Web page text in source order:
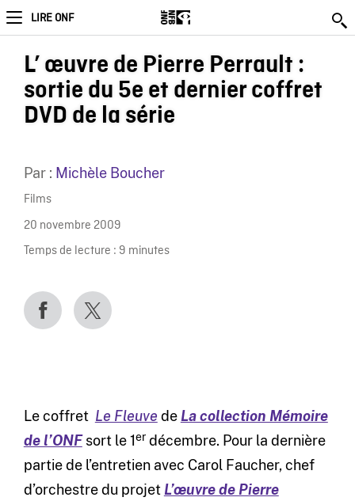
LIRE ONF
L’ œuvre de Pierre Perrault :
sortie du 5e et dernier coffret
DVD de la série
Par : Michèle Boucher
Films
20 novembre 2009
Temps de lecture : 9 minutes
Le coffret Le Fleuve deLa collection Mémoire
de l’ONFsort le 1erdécembre. Pour la dernière
partie de l’entretien avec Carol Faucher, chef
d’orchestre du projetL’œuvre de Pierre